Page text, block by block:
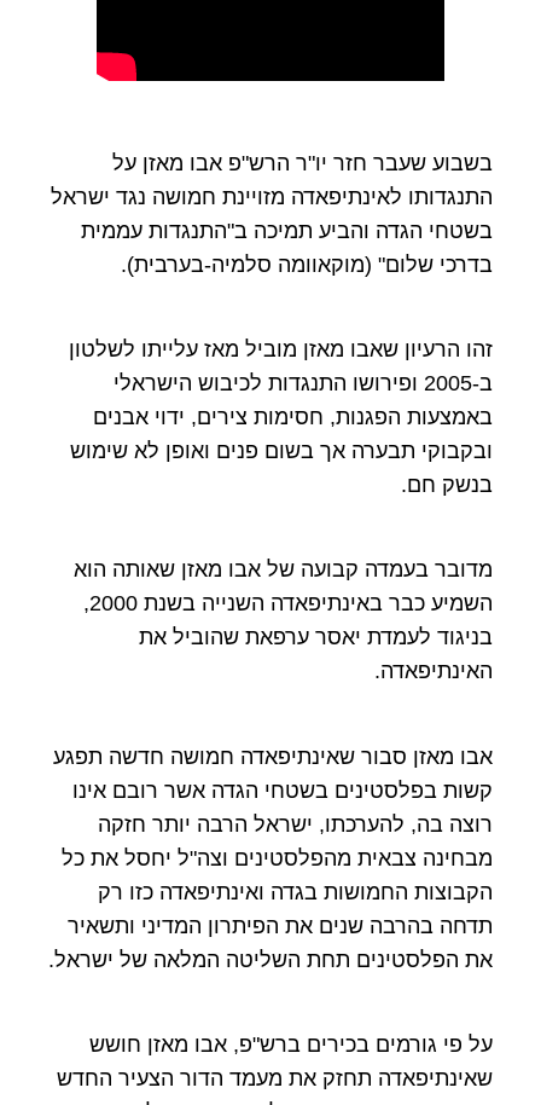
בשבוע שעבר חזר יו"ר הרש"פ אבו מאזן על
התנגדותו לאינתיפאדה מזויינת חמושה נגד ישראל
בשטחי הגדה והביע תמיכה ב"התנגדות עממית
בדרכי שלום" (מוקאוומה סלמיה-בערבית).
זהו הרעיון שאבו מאזן מוביל מאז עלייתו לשלטון
ב-2005 ופירושו התנגדות לכיבוש הישראלי
באמצעות הפגנות, חסימות צירים, ידוי אבנים
ובקבוקי תבערה אך בשום פנים ואופן לא שימוש
בנשק חם.
מדובר בעמדה קבועה של אבו מאזן שאותה הוא
השמיע כבר באינתיפאדה השנייה בשנת 2000,
בניגוד לעמדת יאסר ערפאת שהוביל את
האינתיפאדה.
אבו מאזן סבור שאינתיפאדה חמושה חדשה תפגע
קשות בפלסטינים בשטחי הגדה אשר רובם אינו
רוצה בה, להערכתו, ישראל הרבה יותר חזקה
מבחינה צבאית מהפלסטינים וצה"ל יחסל את כל
הקבוצות החמושות בגדה ואינתיפאדה כזו רק
תדחה בהרבה שנים את הפיתרון המדיני ותשאיר
את הפלסטינים תחת השליטה המלאה של ישראל.
על פי גורמים בכירים ברש"פ, אבו מאזן חושש
שאינתיפאדה תחזק את מעמד הדור הצעיר החדש